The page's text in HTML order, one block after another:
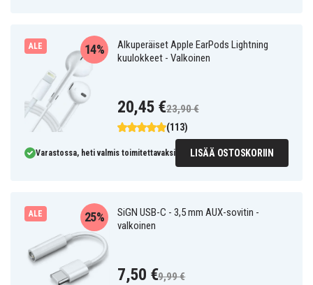
ALE
Alkuperäiset Apple EarPods Lightning
kuulokkeet - Valkoinen
(113)
14%
20,45 €23,90 €
Varastossa, heti valmis toimitettavaksi LISÄÄ OSTOSKORIIN
ALE
SiGN USB-C - 3,5 mm AUX-sovitin -
valkoinen
25%
7,50 €9,99 €